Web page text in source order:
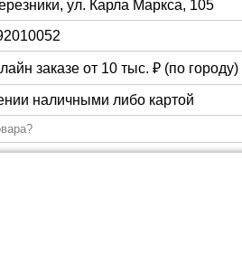
ул. Карла Маркса, 105
заказе от 10 тыс. ₽ (по городу)
наличными либо картой